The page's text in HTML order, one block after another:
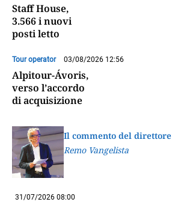
Staff House,
3.566 i nuovi
posti letto
Tour operator 03/08/2026 12:56
Alpitour-Ávoris,
verso l’accordo
di acquisizione
Il commento del direttore
Remo Vangelista
31/07/2026 08:00